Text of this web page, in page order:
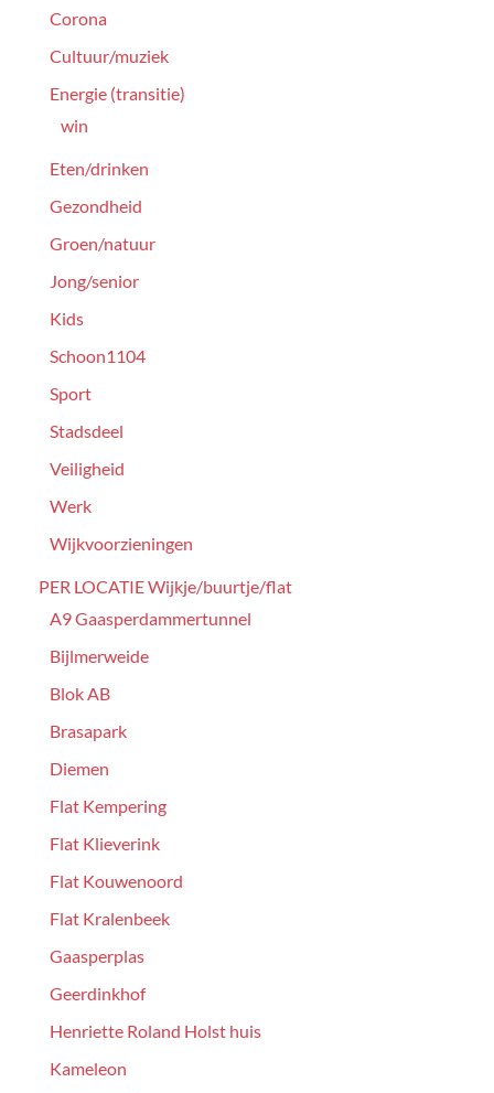
Corona
Cultuur/muziek
Energie (transitie)
win
Eten/drinken
Gezondheid
Groen/natuur
Jong/senior
Kids
Schoon1104
Sport
Stadsdeel
Veiligheid
Werk
Wijkvoorzieningen
PER LOCATIE Wijkje/buurtje/flat
A9 Gaasperdammertunnel
Bijlmerweide
Blok AB
Brasapark
Diemen
Flat Kempering
Flat Klieverink
Flat Kouwenoord
Flat Kralenbeek
Gaasperplas
Geerdinkhof
Henriette Roland Holst huis
Kameleon